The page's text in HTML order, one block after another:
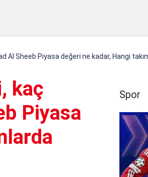
Al Sheeb Piyasa değeri ne kadar, Hangi
kaç
Piyasa
Spor